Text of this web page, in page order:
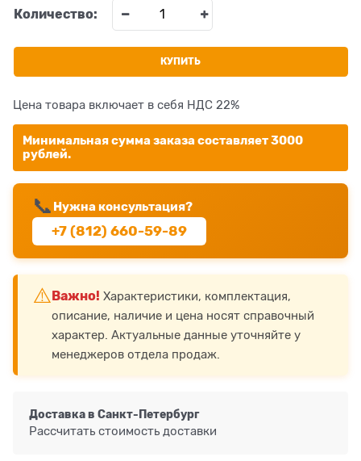
Количество:
КУПИТЬ
Цена товара включает в себя НДС 22%
Минимальная сумма заказа составляет 3000
рублей.
📞 Нужна консультация?
+7 (812) 660-59-89
⚠️ Важно! Характеристики, комплектация,
описание, наличие и цена носят справочный
характер. Актуальные данные уточняйте у
менеджеров отдела продаж.
Доставка в Санкт-Петербург
Рассчитать стоимость доставки